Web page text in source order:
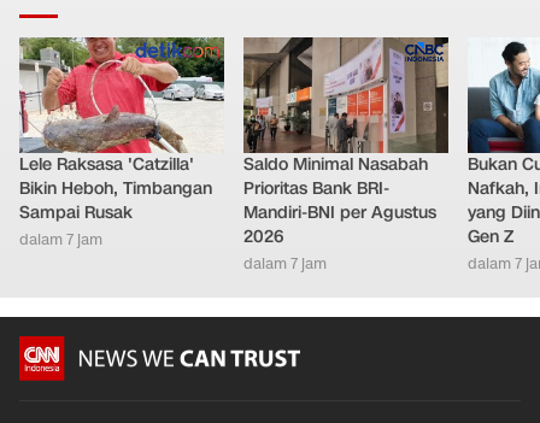
Lele Raksasa 'Catzilla'
Bikin Heboh, Timbangan
Sampai Rusak
dalam 7 jam
Saldo Minimal Nasabah
Prioritas Bank BRI-
Mandiri-BNI per Agustus
2026
dalam 7 jam
Bukan
Nafkah,
yang
Gen Z
dalam 7